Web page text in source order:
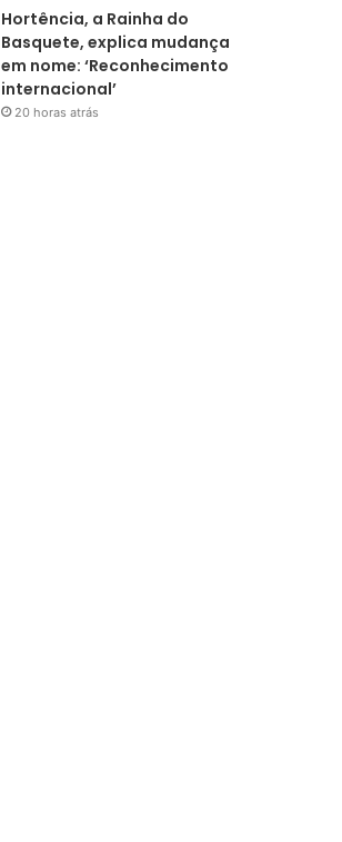
Hortência, a Rainha do
Basquete, explica mudança
em nome: ‘Reconhecimento
internacional’
20 horas atrás